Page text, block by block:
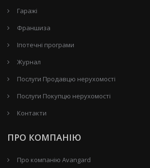
Гаражі
Франшиза
Іпотечні програми
Журнал
Послуги Продавцю нерухомості
Послуги Покупцю нерухомості
Контакти
ПРО КОМПАНІЮ
Про компанію Avangard